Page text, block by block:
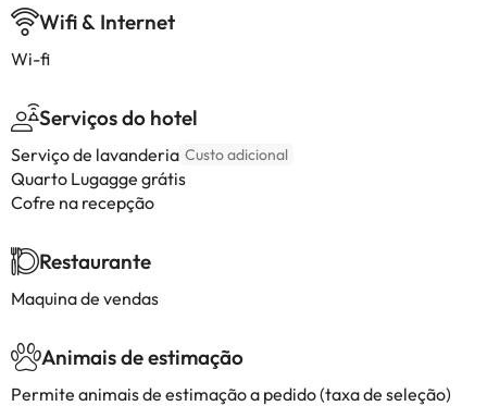
Wifi & Internet
Wi-fi
Serviços do hotel
Serviço de lavanderia Custo adicional
Quarto Lugagge grátis
Cofre na recepção
Restaurante
Maquina de vendas
Animais de estimação
Permite animais de estimação a pedido (taxa de seleção)